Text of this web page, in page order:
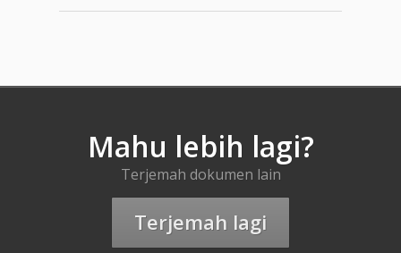
Mahu lebih lagi?
Terjemah dokumen lain
Terjemah lagi